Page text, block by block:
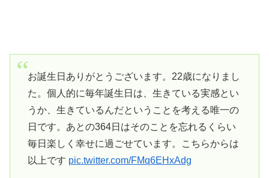
お誕生日ありがとうございます。22歳になりまし
た。個人的に毎年誕生日は、生きている実感とい
うか、生きているんだということを考える唯一の
日です。あとの364日はそのことを忘れるくらい
毎日楽しく幸せに過ごせています。こちらからは
以上です pic.twitter.com/FMq6EHxAdg